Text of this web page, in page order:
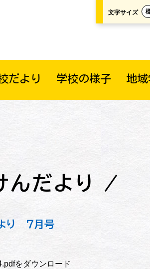
文字サイズ
だより 学校の様子 地
んだより
り ７月号
をダウンロード